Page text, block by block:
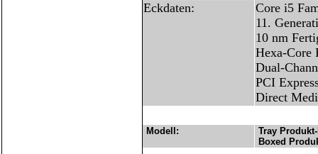
Eckdaten:
Core i5
11.
10 nm
Hexa-Core
Dual-
PCI
Direct
Modell:
Tray
Boxed